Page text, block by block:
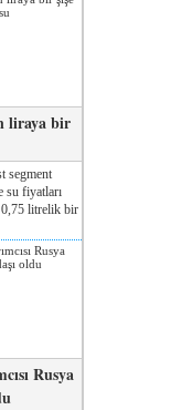
liraya bir
segment
su fiyatları
0,75 litrelik bir
Rusya